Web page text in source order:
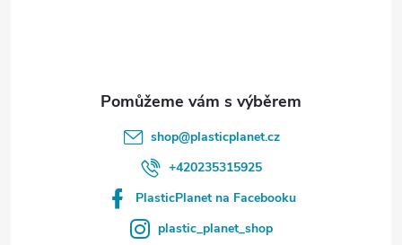
shop@plasticplanet.cz
+420235315925
PlasticPlanet na Facebooku
plastic_planet_shop